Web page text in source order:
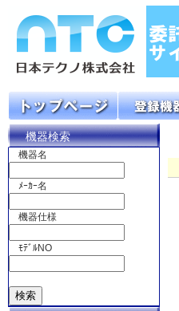
機器検索
機器名
ﾒｰｶｰ名
機器仕様
ﾓﾃﾞﾙNO